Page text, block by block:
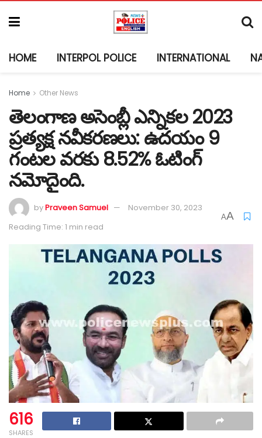
HOME INTERPOL POLICE INTERNATIONAL
Home Other News
తెలంగాణ అసెంబ్లీ ఎన్నికల 2023
ప్రత్యక్ష నవీకరణలు: ఉదయం 9
గంటల వరకు 8.52% ఓటింగ్
నమోదైంది.
byPraveen Samuel
November 30, 2023
Reading Time: 1 min read
AA
616
SHARES